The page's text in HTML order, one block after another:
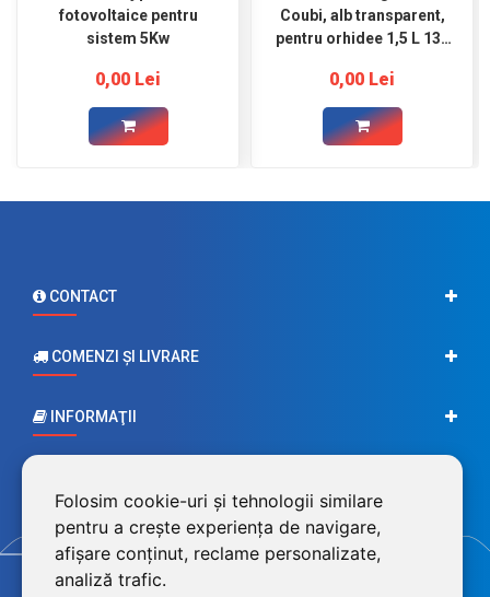
Folosim cookie-uri și tehnologii similare
pentru a crește experiența de navigare,
afișare conținut, reclame personalizate,
analiză trafic.
fotovoltaice pentru
sistem 5Kw
0,00 Lei
Coubi, alb transparent,
pentru orhidee 1,5 L 132
Prosperplast
0,00 Lei
CONTACT
COMENZI ŞI LIVRARE
INFORMAŢII